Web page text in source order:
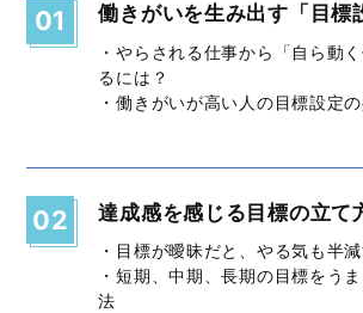
01 働きがいを生み出す「目標
・やらされる仕事から「自ら動
るには？
・働きがいが高い人の目標設定
02 達成感を感じる目標の立て
・目標が曖昧だと、やる気も半
・短期、中期、長期の目標をう
法